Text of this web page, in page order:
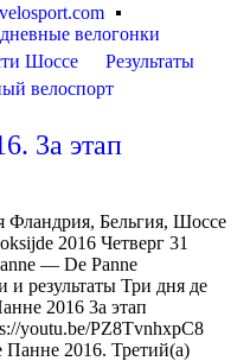
велогонки
Шоссе
Результаты
велоспорт
3a этап
Фландрия, Бельгия, Шоссе
2016 Четверг 31
— De Panne
и результаты Три дня де
2016 3а этап
youtu.be/PZ8TvnhxpC8
Панне 2016. Третий(а)